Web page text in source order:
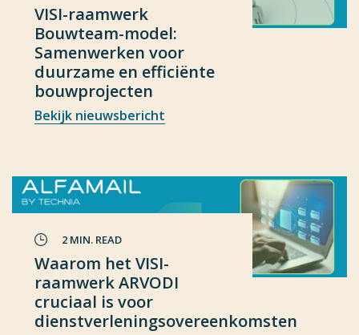
VISI-raamwerk
Bouwteam-model:
Samenwerken voor
duurzame en efficiënte
bouwprojecten
Bekijk nieuwsbericht
2 MIN. READ
Waarom het VISI-
raamwerk ARVODI
cruciaal is voor
dienstverleningsovereenkomsten